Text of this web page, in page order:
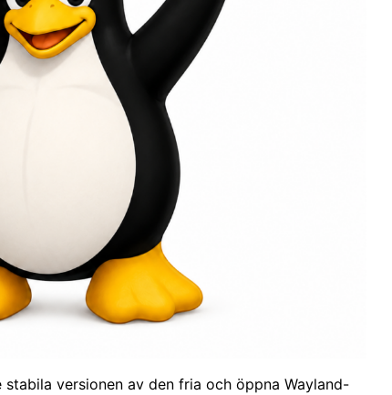
stabila versionen av den fria och öppna Wayland-